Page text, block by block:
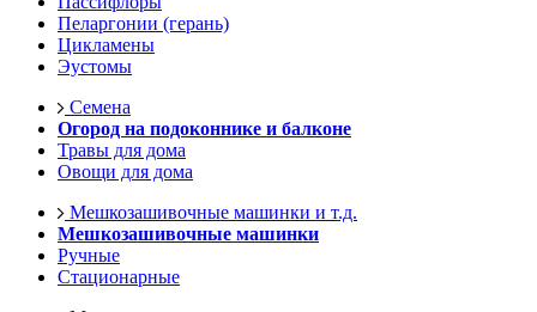
Пеларгонии (герань)
Цикламены
Эустомы
Семена
Огород на подоконнике и балконе
Травы для дома
Овощи для дома
Мешкозашивочные машинки и т.д.
Мешкозашивочные машинки
Ручные
Стационарные